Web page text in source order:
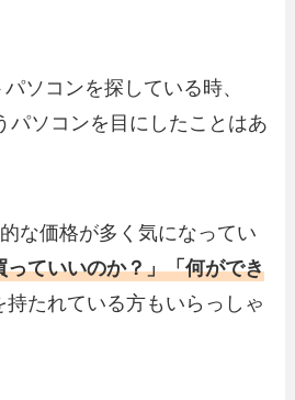
ソコンを探している時、
パソコンを目にしたことはあ
な価格が多く気になってい
っていいのか？」「何ができ
持たれている方もいらっしゃ